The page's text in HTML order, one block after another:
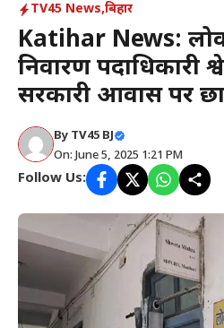
TV45 News,बिहार
Katihar News:
निवारण पदाधिकारी
सरकारी आवास पर
By TV45 BJ
On: June 5, 2025 1:21 PM
Follow Us: